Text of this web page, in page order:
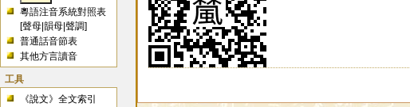
粵語注音系統對照表
[聲母 |韻母 |聲調]
普通話音節表
其他方言讀音
工具
《說文》全文索引